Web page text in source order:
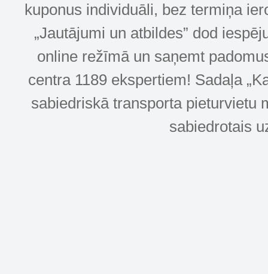
kuponus individuāli, bez termiņa
„Jautājumi un atbildes” dod
online režīmā un saņemt
centra 1189 ekspertiem! Sadaļa
sabiedriskā transporta pieturvietu
sabiedrotais